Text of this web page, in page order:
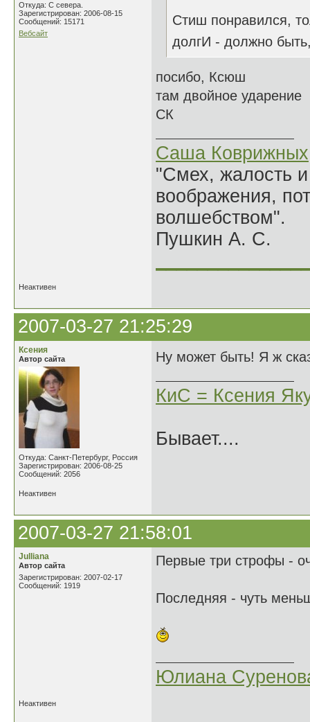
Откуда: С севера.
Зарегистрирован: 2006-08-15
Сообщений: 15171
Вебсайт
Стиш понравился,
долгИ - должно
посибо, Ксюш
там двойное ударение
СК
Саша Коврижных
"Смех, жалость
воображения,
волшебством".
Пушкин А. С.
Неактивен
2007-03-27 21:25:29
Ксения
Автор сайта
Откуда: Санкт-Петербург, Россия
Зарегистрирован: 2006-08-25
Сообщений: 2056
Ну может быть! Я ж
КиС = Ксения
Бывает....
Неактивен
2007-03-27 21:58:01
Julliana
Автор сайта
Зарегистрирован: 2007-02-17
Сообщений: 1919
Первые три строфы -
Последняя - чуть
Юлиана
Неактивен